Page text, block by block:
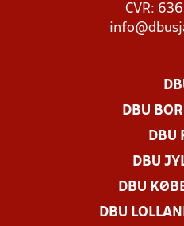
CVR:
DBU
DBU
DBU
DBU
DBU